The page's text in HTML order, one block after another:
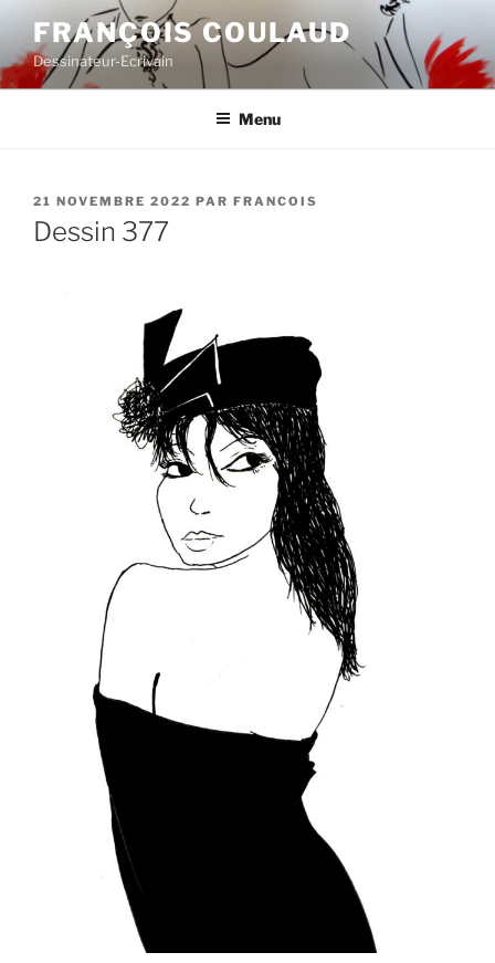
contenu
principal
FRANÇOIS COULAUD
Dessinateur-Ecrivain
Menu
PUBLIÉ
LE
21 NOVEMBRE 2022 PAR FRANCOIS
Dessin 377